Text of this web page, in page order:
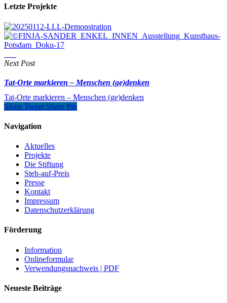
Letzte Projekte
Next Post
Tat-Orte markieren – Menschen (ge)denken
Tat-Orte markieren – Menschen (ge)denken
Share Tweet Share Pin
Navigation
Aktuelles
Projekte
Die Stiftung
Steh-auf-Preis
Presse
Kontakt
Impressum
Datenschutzerklärung
Förderung
Information
Onlineformular
Verwendungsnachweis | PDF
Neueste Beiträge